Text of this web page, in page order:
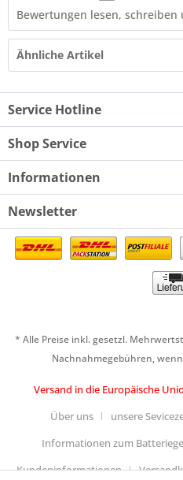
Bewertungen lesen,
Ähnliche Artikel
Service Hotline
Shop Service
Informationen
Newsletter
* Alle Preise inkl. gesetzl.
Nachnahmegebühren,
Versand in die Europäische
Über uns
unsere
Informationen zum
Kundeninformationen